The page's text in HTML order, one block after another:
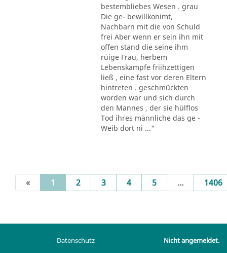
bestembliebes Wesen . grau
Die ge- bewillkonimt,
Nachbarn mit die von Schuld
frei Aber wenn er sein ihn mit
offen stand die seine ihm
rüige Frau, herbem
Lebenskampfe friihzettigen
ließ , eine fast vor deren Eltern
hintreten . geschmückten
worden war und sich durch
den Mannes , der sie hülflos
Tod ihres männliche das ge -
Weib dort ni ..."
« 1 (current)
2 3 4 5 ... 1406
Datenschutz
Nicht angemeldet.